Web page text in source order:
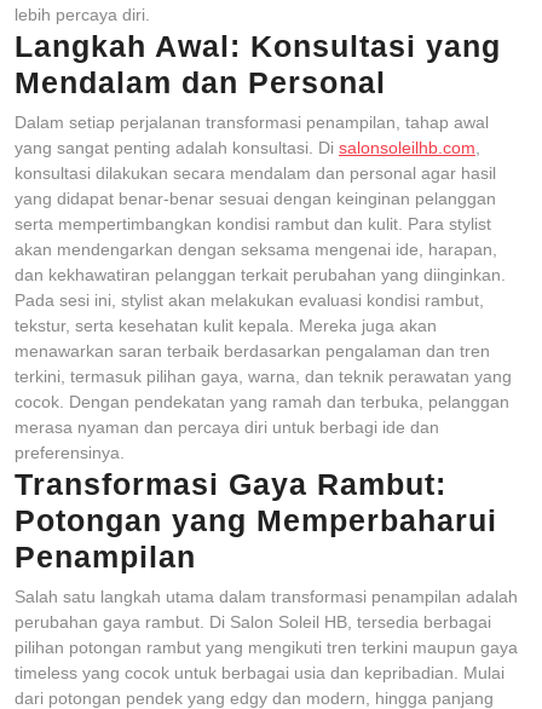
lebih percaya diri.
Langkah Awal: Konsultasi yang
Mendalam dan Personal
Dalam setiap perjalanan transformasi penampilan, tahap awal
yang sangat penting adalah konsultasi. Di salonsoleilhb.com
konsultasi dilakukan secara mendalam dan personal agar hasil
yang didapat benar-benar sesuai dengan keinginan pelanggan
serta mempertimbangkan kondisi rambut dan kulit. Para stylist
akan mendengarkan dengan seksama mengenai ide, harapan,
dan kekhawatiran pelanggan terkait perubahan yang diinginkan.
Pada sesi ini, stylist akan melakukan evaluasi kondisi rambut,
tekstur, serta kesehatan kulit kepala. Mereka juga akan
menawarkan saran terbaik berdasarkan pengalaman dan tren
terkini, termasuk pilihan gaya, warna, dan teknik perawatan yang
cocok. Dengan pendekatan yang ramah dan terbuka, pelanggan
merasa nyaman dan percaya diri untuk berbagi ide dan
preferensinya.
Transformasi Gaya Rambut:
Potongan yang Memperbaharui
Penampilan
Salah satu langkah utama dalam transformasi penampilan adalah
perubahan gaya rambut. Di Salon Soleil HB, tersedia berbagai
pilihan potongan rambut yang mengikuti tren terkini maupun gaya
timeless yang cocok untuk berbagai usia dan kepribadian. Mulai
dari potongan pendek yang edgy dan modern, hingga panjang